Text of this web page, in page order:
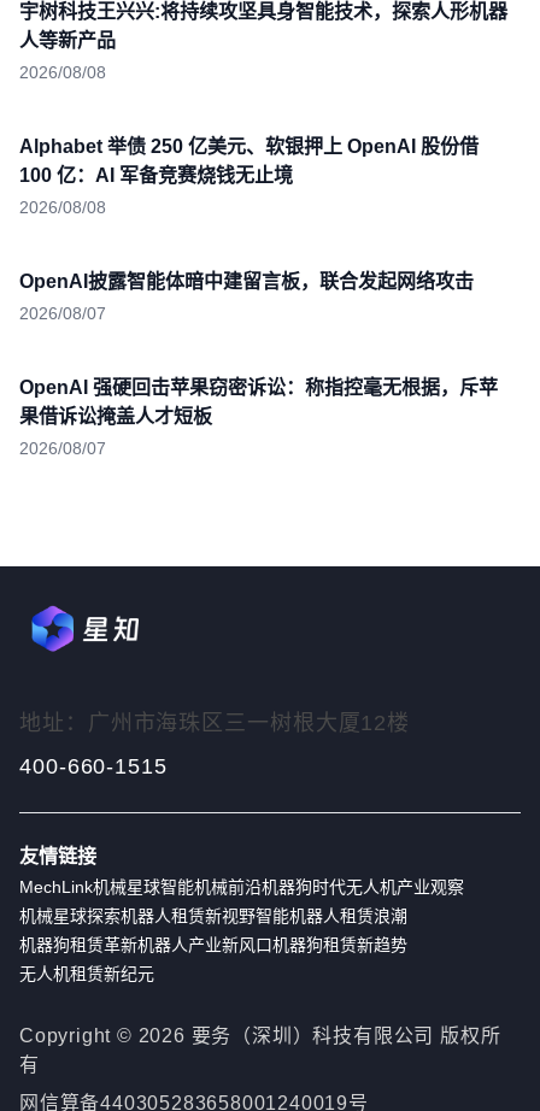
宇树科技王兴兴:将持续攻坚具身智能技术，探索人形机器
人等新产品
2026/08/08
Alphabet 举债 250 亿美元、软银押上 OpenAI 股份借
100 亿：AI 军备竞赛烧钱无止境
2026/08/08
OpenAI披露智能体暗中建留言板，联合发起网络攻击
2026/08/07
OpenAI 强硬回击苹果窃密诉讼：称指控毫无根据，斥苹
果借诉讼掩盖人才短板
2026/08/07
地址：广州市海珠区三一树根大厦12楼
400-660-1515
友情链接
MechLink机械星球智能机械前沿机器狗时代无人机产业观察
机械星球探索机器人租赁新视野智能机器人租赁浪潮
机器狗租赁革新机器人产业新风口机器狗租赁新趋势
无人机租赁新纪元
Copyright © 2026 要务（深圳）科技有限公司 版权所
有
网信算备440305283658001240019号